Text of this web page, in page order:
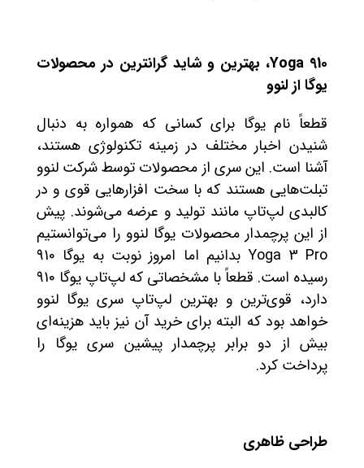
Yoga 910، بهترین و شاید گرانترین در محصولات
یوگا از لنوو
قطعاً نام یوگا برای کسانی که همواره به دنبال
شنیدن اخبار مختلف در زمینه تکنولوژی هستند،
آشنا است. این سری از محصولات توسط شرکت لنوو
تبلت‌هایی هستند که با سخت افزارهایی قوی و در
کالبدی لپ‌تاپ مانند تولید و عرضه می‌شوند. پیش
از این پرچمدار محصولات یوگا لنوو را می‌توانستیم
Yoga 3 Pro بدانیم اما امروز نوبت به یوگا 910
رسیده است. قطعاً با مشخصاتی که لپ‌تاپ یوگا 910
دارد، قوی‌ترین و بهترین لپ‌تاپ سری یوگا لنوو
خواهد بود که البته برای خرید آن نیز باید هزینه‌ای
بیش از دو برابر پرچمدار پیشین سری یوگا را
پرداخت کرد.
طراحی ظاهری